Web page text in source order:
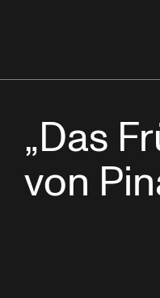
„Das
von